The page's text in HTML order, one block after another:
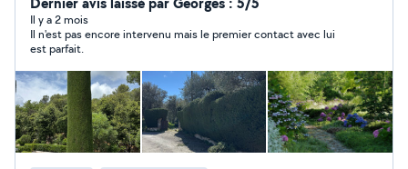
Il y a 2 mois
Il n'est pas encore intervenu mais le premier contact avec lui
est parfait.